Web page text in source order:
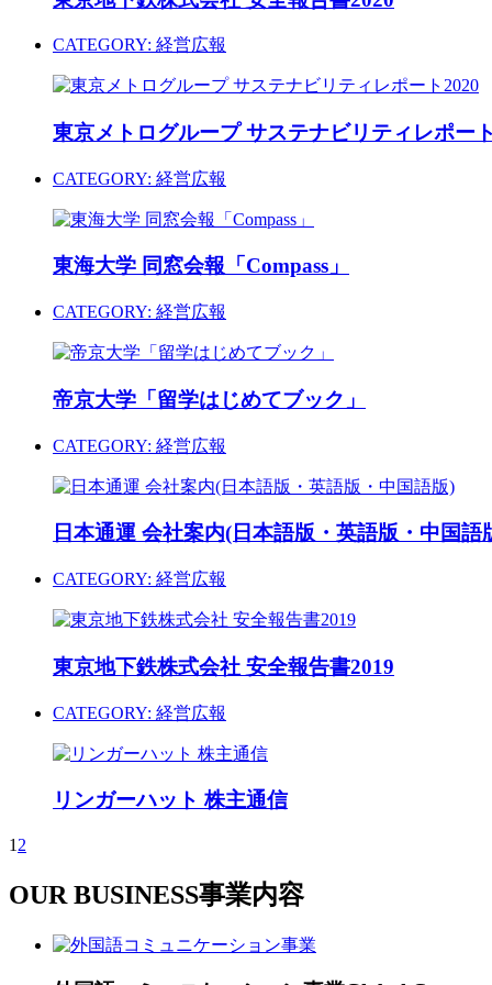
CATEGORY: 経営広報
東京メトログループ サステナビリティレポー
CATEGORY: 経営広報
東海大学 同窓会報「Compass」
CATEGORY: 経営広報
帝京大学「留学はじめてブック」
CATEGORY: 経営広報
日本通運 会社案内(日本語版・英語版・中国語
CATEGORY: 経営広報
東京地下鉄株式会社 安全報告書2019
CATEGORY: 経営広報
リンガーハット 株主通信
1 2
OUR BUSINESS事業内容